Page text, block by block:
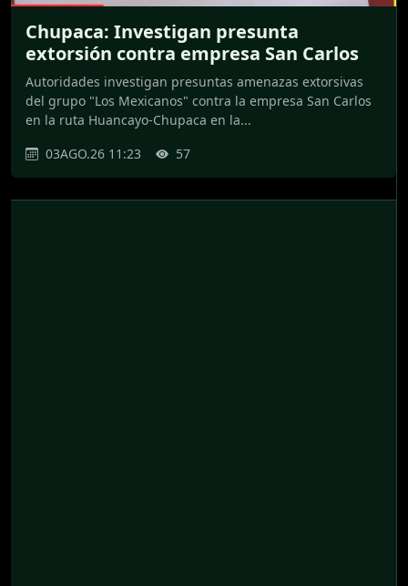
Chupaca: Investigan presunta
extorsión contra empresa San Carlos
Autoridades investigan presuntas amenazas extorsivas
del grupo "Los Mexicanos" contra la empresa San Carlos
en la ruta Huancayo-Chupaca en la...
03AGO.26 11:23
57